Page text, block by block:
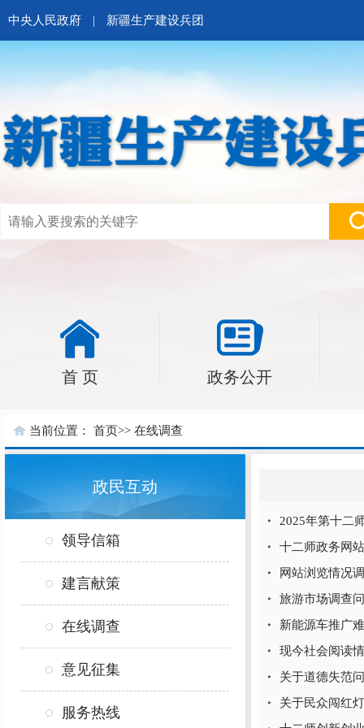
中央人民政府 | 新疆生产建设兵团
首 页 政务公开
当前位置： 首页>> 在线调查
政民互动
领导信箱
建言献策
在线调查
意见征集
服务热线
2025年第十二
十二师政务网
网站浏览情况
旅游市场调查
新能源车推广
现今社会阅读
关于道德失范
关于民众闯红